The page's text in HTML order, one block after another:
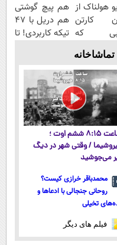
هولناک از
کارتن
که
شد.
رایگان
هم پیچ گوشتی
هم دریل با 47
تیکه کاربردی! تا
تماشاخانه
ساعت ۸:۱۵ ششم اوت ؛
/ وقتی شهر در دیگ
می‌جوشید
محمدباقر خرازی کیست؟
روحانی جنجالی با ادعاها و
تخیلی
فیلم های دیگر